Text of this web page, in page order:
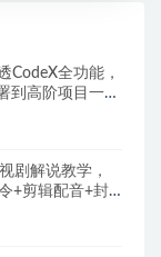
CodeX全功能，
到高阶项目一键
剧解说教学，
+剪辑配音+封